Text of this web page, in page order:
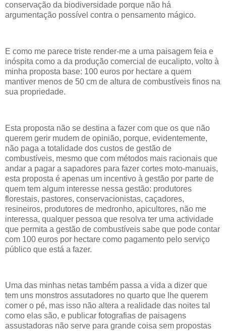
conservação da biodiversidade porque não há
argumentação possível contra o pensamento mágico.
E como me parece triste render-me a uma paisagem feia e
inóspita como a da produção comercial de eucalipto, volto à
minha proposta base: 100 euros por hectare a quem
mantiver menos de 50 cm de altura de combustíveis finos na
sua propriedade.
Esta proposta não se destina a fazer com que os que não
querem gerir mudem de opinião, porque, evidentemente,
não paga a totalidade dos custos de gestão de
combustíveis, mesmo que com métodos mais racionais que
andar a pagar a sapadores para fazer cortes moto-manuais,
esta proposta é apenas um incentivo à gestão por parte de
quem tem algum interesse nessa gestão: produtores
florestais, pastores, conservacionistas, caçadores,
resineiros, produtores de medronho, apicultores, não me
interessa, qualquer pessoa que resolva ter uma actividade
que permita a gestão de combustíveis sabe que pode contar
com 100 euros por hectare como pagamento pelo serviço
público que está a fazer.
Uma das minhas netas também passa a vida a dizer que
tem uns monstros assutadores no quarto que lhe querem
comer o pé, mas isso não altera a realidade das noites tal
como elas são, e publicar fotografias de paisagens
assustadoras não serve para grande coisa sem propostas